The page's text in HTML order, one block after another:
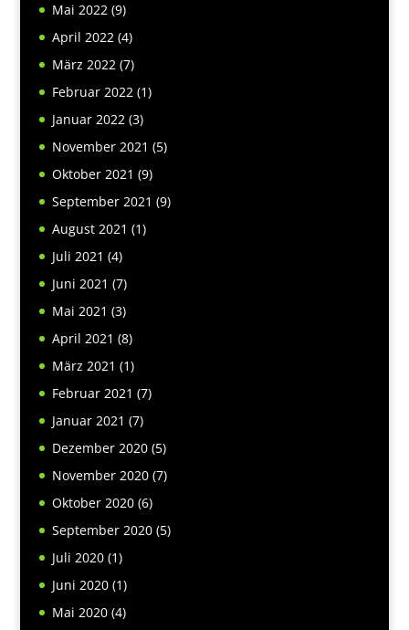
Mai 2022(9)
April 2022(4)
März 2022(7)
Februar 2022(1)
Januar 2022(3)
November 2021 (5)
Oktober 2021 (9)
September 2021 (9)
August 2021 (1)
Juli 2021 (4)
Juni 2021 (7)
Mai 2021 (3)
April 2021 (8)
März 2021 (1)
Februar 2021 (7)
Januar 2021 (7)
Dezember 2020(5)
November 2020(7)
Oktober 2020(6)
September 2020(5)
Juli 2020(1)
Juni 2020(1)
Mai 2020(4)